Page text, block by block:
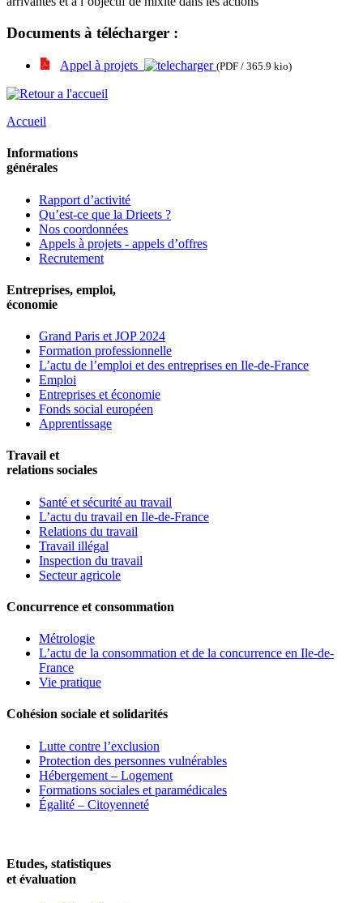
Documents à télécharger :
Appel à projets (PDF / 365.9 kio)
Accueil
Informations
générales
Rapport d’activité
Qu’est-ce que la Drieets ?
Nos coordonnées
Appels à projets - appels d’offres
Recrutement
Entreprises, emploi,
économie
Grand Paris et JOP 2024
Formation professionnelle
L’actu de l’emploi et des entreprises en Ile-de-France
Emploi
Entreprises et économie
Fonds social européen
Apprentissage
Travail et
relations sociales
Santé et sécurité au travail
L’actu du travail en Ile-de-France
Relations du travail
Travail illégal
Inspection du travail
Secteur agricole
Concurrence et consommation
Métrologie
L’actu de la consommation et de la concurrence en Ile-de-
France
Vie pratique
Cohésion sociale et solidarités
Lutte contre l’exclusion
Protection des personnes vulnérables
Hébergement – Logement
Formations sociales et paramédicales
Égalité – Citoyenneté
Etudes, statistiques
et évaluation